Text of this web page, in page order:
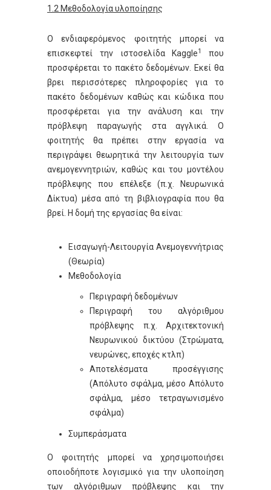
1.2 Μεθοδολογία υλοποίησης
Ο ενδιαφερόμενος φοιτητής μπορεί να
επισκεφτεί την ιστοσελίδα Kaggle1
που
προσφέρεται το πακέτο δεδομένων. Εκεί θα
βρει περισσότερες πληροφορίες για το
πακέτο δεδομένων καθώς και κώδικα που
προσφέρεται για την ανάλυση και την
πρόβλεψη παραγωγής στα αγγλικά. Ο
φοιτητής θα πρέπει στην εργασία να
περιγράψει θεωρητικά την λειτουργία των
ανεμογεννητριών, καθώς και του μοντέλου
πρόβλεψης που επέλεξε (π.χ. Νευρωνικά
Δίκτυα) μέσα από τη βιβλιογραφία που θα
βρεί. Η δομή της εργασίας θα είναι:
Εισαγωγή-Λειτουργία Ανεμογεννήτριας
(Θεωρία)
Μεθοδολογία
Περιγραφή δεδομένων
Περιγραφή του αλγόριθμου
πρόβλεψης π.χ. Αρχιτεκτονική
Νευρωνικού δικτύου (Στρώματα,
νευρώνες, εποχές κτλπ)
Αποτελέσματα προσέγγισης
(Απόλυτο σφάλμα, μέσο Απόλυτο
σφάλμα, μέσο τετραγωνισμένο
σφάλμα)
Συμπεράσματα
Ο φοιτητής μπορεί να χρησιμοποιήσει
οποιοδήποτε λογισμικό για την υλοποίηση
των αλγόριθμων πρόβλεψης και την